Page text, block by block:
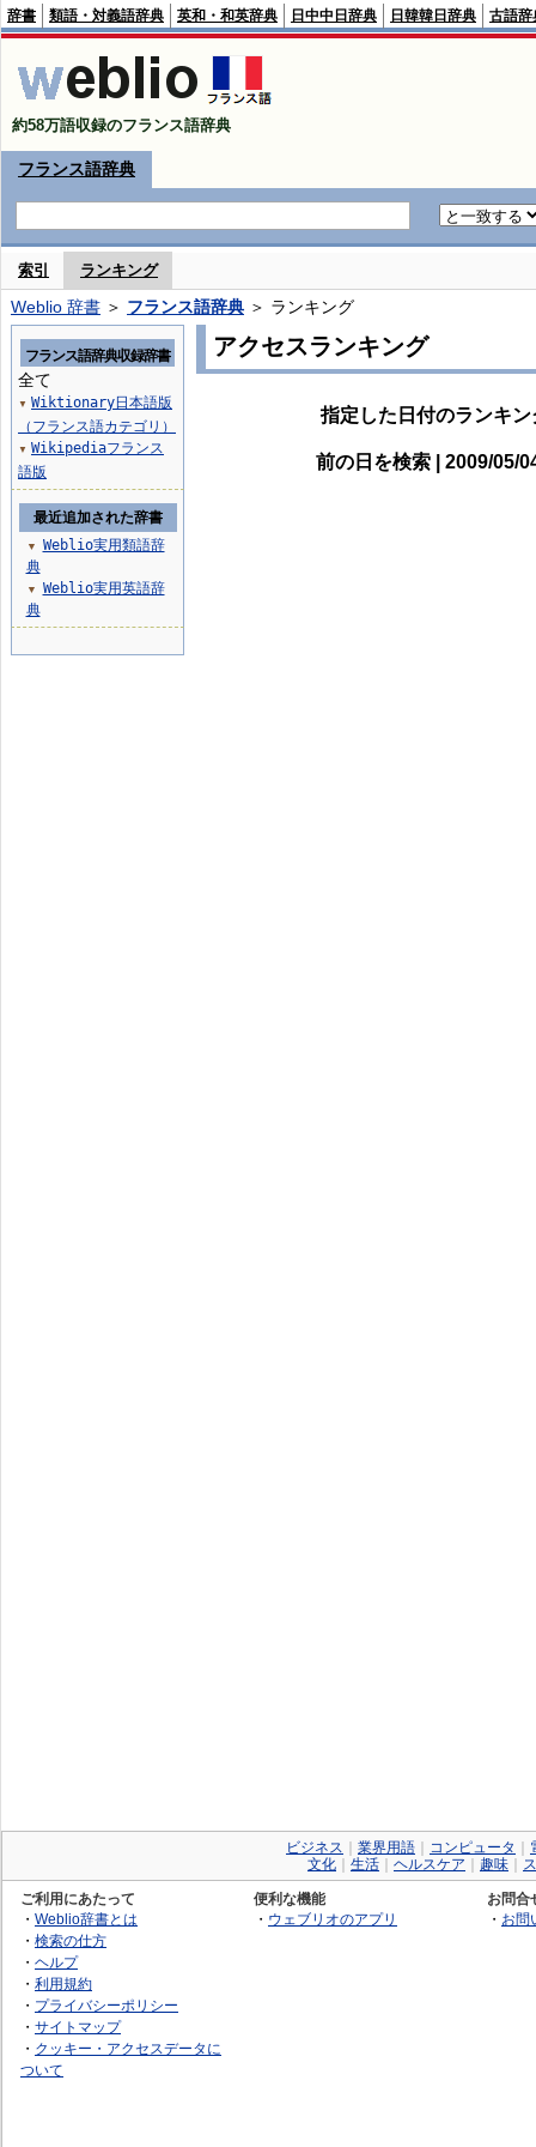
辞書 類語・対義語辞典 英和・和英辞典 日中中日辞典 日韓韓日辞典 古語辞
約58万語収録のフランス語辞典
フランス語辞典
索引 ランキング
Weblio 辞書 ＞ フランス語辞典 ＞ ランキング
アクセスランキング
指定した日付のランキ
前の日を検索 | 2009/05/
フランス語辞典収録辞書
全て
▼ Wiktionary日本語版
（フランス語カテゴリ）
▼ Wikipediaフランス
語版
最近追加された辞書
▼
Weblio実用類語辞
典
▼
Weblio実用英語辞
典
ビジネス 業界用語 コンピュータ
文化
生活 ヘルスケア 趣味
ご利用にあたって
・ Weblio辞書とは
・ 検索の仕方
・ ヘルプ
・ 利用規約
・ プライバシーポリシー
・ サイトマップ
・ クッキー・アクセスデータに
ついて
便利な機能
・ ウェブリオのアプリ
お問合
・ お問